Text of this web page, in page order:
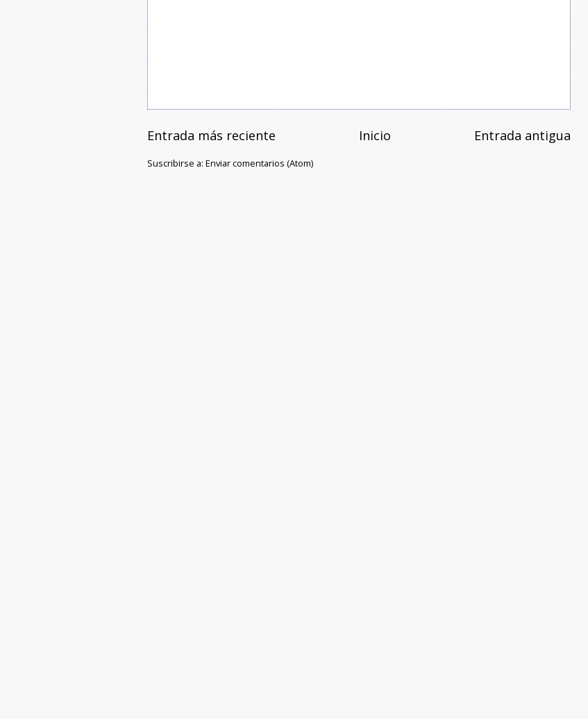
Entrada más reciente Entrada antigua
Inicio
Suscribirse a: Enviar comentarios (Atom)